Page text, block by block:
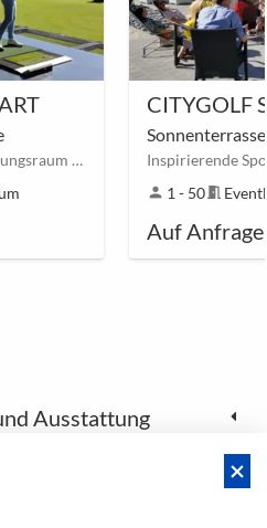
Modern designter Veranstaltungsraum mit Musikanlage in Stuttgart (Hofen)
CITYGOLF
person 1 - 50meeting_room
Auf Anfrage
Ausstattung